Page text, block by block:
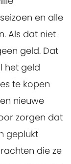
en alle
Als dat niet
geld. Dat
het geld
te kopen
nieuwe
zorgen dat
geplukt
die ze